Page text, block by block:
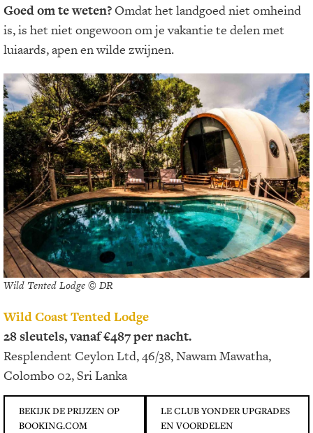
Goed om te weten? Omdat het landgoed niet omheind
is, is het niet ongewoon om je vakantie te delen met
luiaards, apen en wilde zwijnen.
Wild Tented Lodge © DR
Wild Coast Tented Lodge
28 sleutels, vanaf €487 per nacht.
Resplendent Ceylon Ltd, 46/38, Nawam Mawatha,
Colombo 02, Sri Lanka
BEKIJK DE PRIJZEN OP
BOOKING.COM
LE CLUB YONDER UPGRADES
EN VOORDELEN